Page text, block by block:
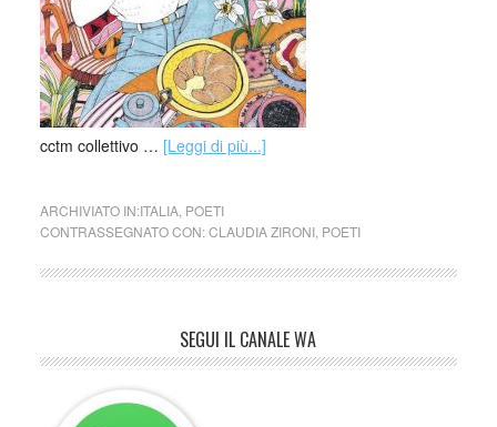
cctm collettivo … [Leggi di più...]
ARCHIVIATO IN:ITALIA, POETI
CONTRASSEGNATO CON:CLAUDIA ZIRONI, POETI
SEGUI IL CANALE WA